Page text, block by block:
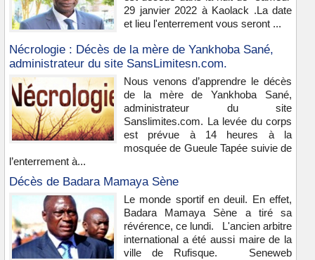
29 janvier 2022 à Kaolack .La date
et lieu l'enterrement vous seront ...
Nécrologie : Décès de la mère de Yankhoba Sané,
administrateur du site SansLimitesn.com.
Nous venons d’apprendre le décès
de la mère de Yankhoba Sané,
administrateur du site
Sanslimites.com. La levée du corps
est prévue à 14 heures à la
mosquée de Gueule Tapée suivie de
l’enterrement à...
Décès de Badara Mamaya Sène
Le monde sportif en deuil. En effet,
Badara Mamaya Sène a tiré sa
révérence, ce lundi. L'ancien arbitre
international a été aussi maire de la
ville de Rufisque. Seneweb